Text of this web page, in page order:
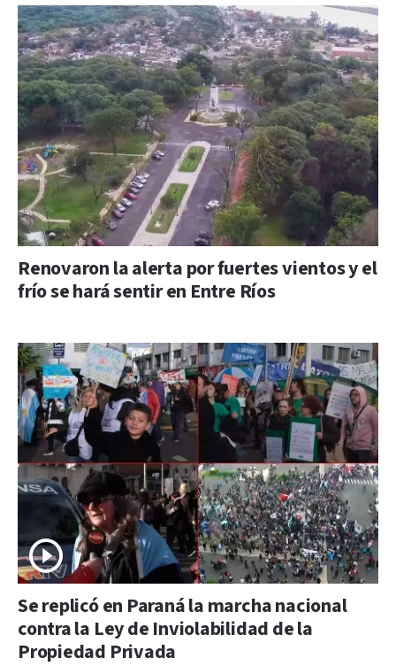
Renovaron la alerta por fuertes vientos y el
frío se hará sentir en Entre Ríos
Se replicó en Paraná la marcha nacional
contra la Ley de Inviolabilidad de la
Propiedad Privada